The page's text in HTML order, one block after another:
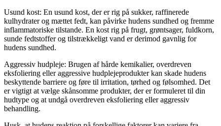
Usund kost: En usund kost, der er rig på sukker, raffinerede
kulhydrater og mættet fedt, kan påvirke hudens sundhed og fremme
inflammatoriske tilstande. En kost rig på frugt, grøntsager, fuldkorn,
sunde fedtstoffer og tilstrækkeligt vand er derimod gavnlig for
hudens sundhed.
Aggressiv hudpleje: Brugen af hårde kemikalier, overdreven
eksfoliering eller aggressive hudplejeprodukter kan skade hudens
beskyttende barriere og føre til irritation, tørhed og følsomhed. Det
er vigtigt at vælge skånsomme produkter, der er formuleret til din
hudtype og at undgå overdreven eksfoliering eller aggressiv
behandling.